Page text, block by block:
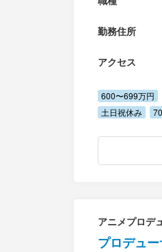
勤務住所
アクセス
600〜699万円
土日祝休み
アニメプロデ
プロデュ